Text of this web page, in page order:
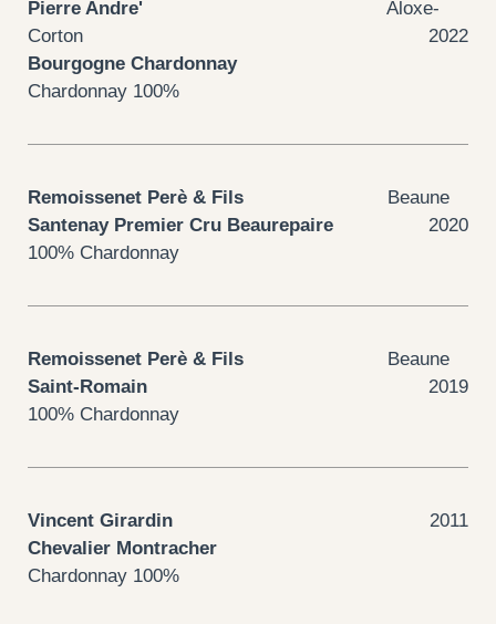
Pierre Andre'
Aloxe-
Corton
2022
Bourgogne Chardonnay
Chardonnay 100%
Remoissenet Perè & Fils
Beaune
2020
Santenay Premier Cru Beaurepaire
100% Chardonnay
Remoissenet Perè & Fils
Beaune
2019
Saint-Romain
100% Chardonnay
Vincent Girardin
2011
Chevalier Montracher
Chardonnay 100%